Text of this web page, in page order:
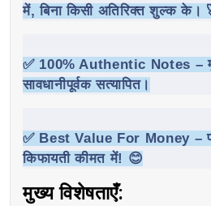
में, बिना किसी अतिरिक्त शुल्क के।
✅ 100% Authentic Notes –
सावधानीपूर्वक सत्यापित।
✅ Best Value For Money–
किफायती कीमत में! 😊
मुख्य विशेषताएँ: